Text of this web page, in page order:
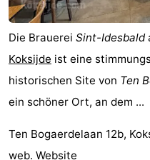
Die Brauerei Sint-Idesbald
Koksijde ist eine
historischen Site von Ten
ein schöner Ort, an dem ...
Ten Bogaerdelaan 12b,
web. Website